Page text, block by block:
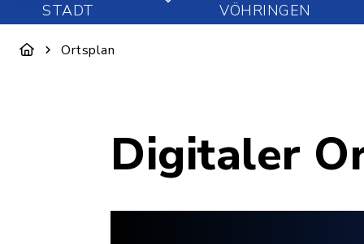
STADT
VÖHRINGEN
Ortsplan
Digitaler